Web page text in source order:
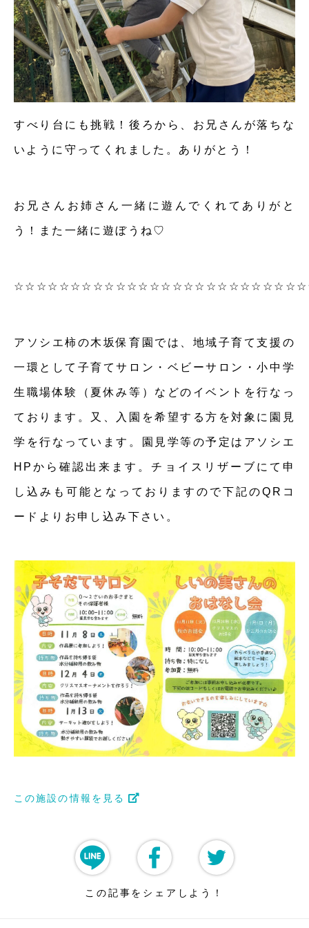
すべり台にも挑戦！後ろから、お兄さんが落ちな
いように守ってくれました。ありがとう！
お兄さんお姉さん一緒に遊んでくれてありがと
う！また一緒に遊ぼうね♡
アソシエ柿の木坂保育園では、地域子育て支援の
一環として子育てサロン・ベビーサロン・小中学
生職場体験（夏休み等）などのイベントを行なっ
ております。又、入園を希望する方を対象に園見
学を行なっています。園見学等の予定はアソシエ
HPから確認出来ます。チョイスリザーブにて申
し込みも可能となっておりますので下記のQRコ
ードよりお申し込み下さい。
この施設の情報を見る
この記事をシェアしよう！